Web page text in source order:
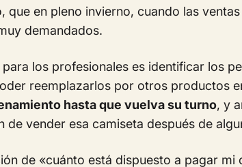
que en pleno invierno, cuando las
demandados.
para los profesionales es identificar los
reemplazarlos por otros productos
hasta que vuelva su turno, y
de vender esa camiseta después de
de «cuánto está dispuesto a pagar